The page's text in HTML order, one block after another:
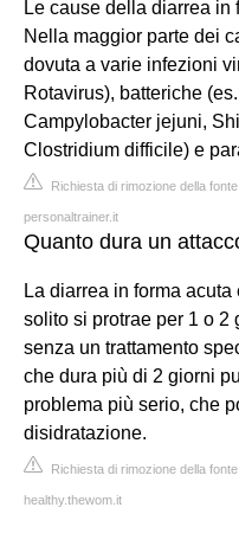
Le cause della diarrea in
Nella maggior parte dei
dovuta a varie infezioni
Rotavirus), batteriche
Campylobacter jejuni,
Clostridium difficile) e
Richiesta di rimozione della fonte
personaltrainer.it
Quanto dura un
La diarrea in forma
solito si protrae per 1 o 2
senza un trattamento
che dura più di 2 giorni
problema più serio, che
disidratazione.
Richiesta di rimozione della fonte
healthy.thewom.it